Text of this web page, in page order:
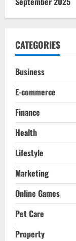
CATEGORIES
Business
E-commerce
Finance
Health
Lifestyle
Marketing
Online Games
Pet Care
Property